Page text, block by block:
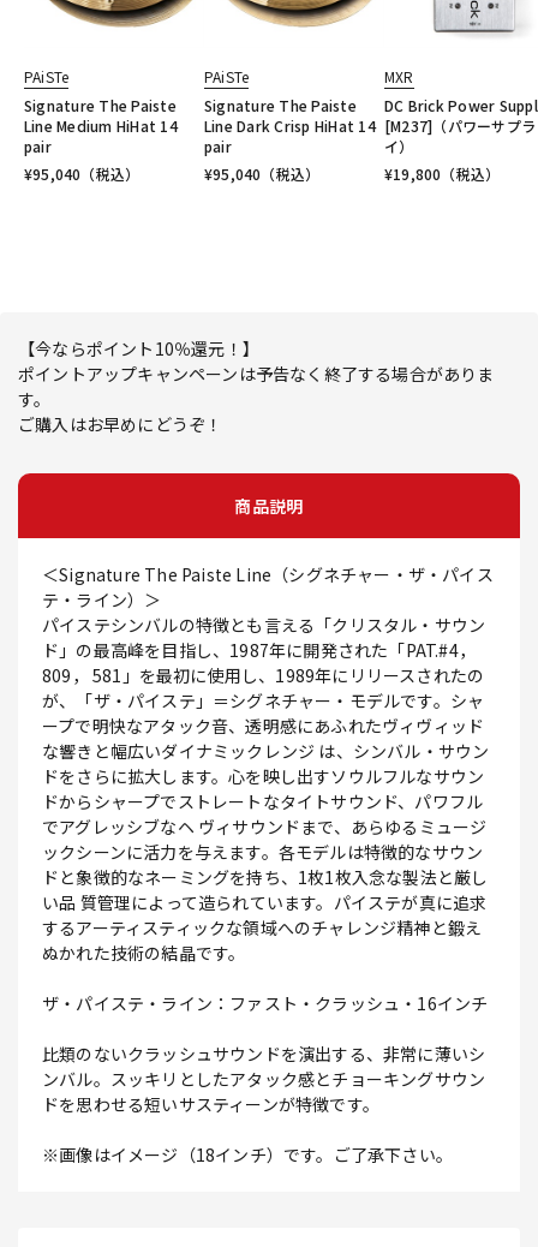
PAiSTe
Signature The Paiste
Line Medium HiHat 14
pair
¥95,040 （税込）
PAiSTe
Signature The Paiste
Line Dark Crisp HiHat 14
pair
¥95,040 （税込）
MXR
DC Brick Power
[M237]（パワーサプラ
イ）
¥19,800 （税込）
【今ならポイント10％還元！】
ポイントアップキャンペーンは予告なく終了する場合がありま
す。
ご購入はお早めにどうぞ！
商品説明
＜Signature The Paiste Line（シグネチャー・ザ・パイス
テ・ライン）＞
パイステシンバルの特徴とも言える「クリスタル・サウン
ド」の最高峰を目指し、1987年に開発された「PAT.#4，
809， 581」を最初に使用し、1989年にリリースされたの
が、「ザ・パイステ」＝シグネチャー・モデルです。シャ
ープで明快なアタック音、透明感にあふれたヴィヴィッド
な響きと幅広いダイナミックレンジ は、シンバル・サウン
ドをさらに拡大します。心を映し出すソウルフルなサウン
ドからシャープでストレートなタイトサウンド、パワフル
でアグレッシブなヘ ヴィサウンドまで、あらゆるミュージ
ックシーンに活力を与えます。各モデルは特徴的なサウン
ドと象徴的なネーミングを持ち、1枚1枚入念な製法と厳し
い品 質管理によって造られています。パイステが真に追求
するアーティスティックな領域へのチャレンジ精神と鍛え
ぬかれた技術の結晶です。
ザ・パイステ・ライン：ファスト・クラッシュ・16インチ
比類のないクラッシュサウンドを演出する、非常に薄いシ
ンバル。スッキリとしたアタック感とチョーキングサウン
ドを思わせる短いサスティーンが特徴です。
※画像はイメージ（18インチ）です。ご了承下さい。